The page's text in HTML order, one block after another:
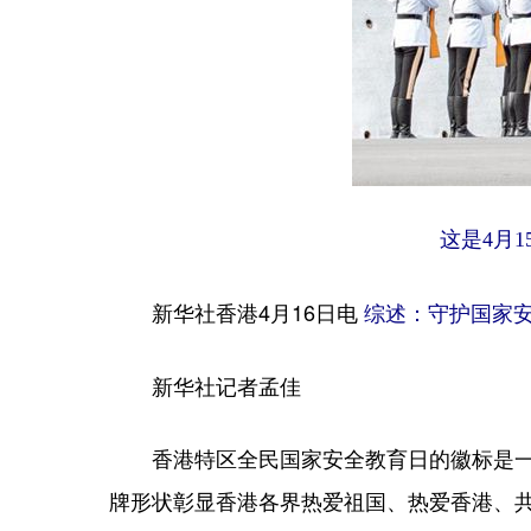
这是4月
新华社香港4月16日电综述：守护国家
新华社记者孟佳
香港特区全民国家安全教育日的徽标是
牌形状彰显香港各界热爱祖国、热爱香港、